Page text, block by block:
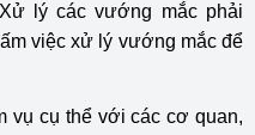
lý các vướng mắc phải
việc xử lý vướng mắc để
vụ cụ thể với các cơ quan,